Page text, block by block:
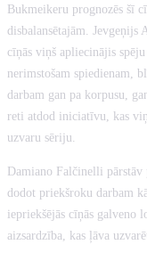
Bukmeikeru prognozēs šī
disbalansētajām. Jevgeņijs
cīņās viņš apliecinājis
nerimstošam spiedienam,
darbam gan pa korpusu,
reti atdod iniciatīvu, kas
uzvaru sēriju.
Damiano Falčinelli
dodot priekšroku darbam
iepriekšējās cīņās galveno
aizsardzība, kas ļāva